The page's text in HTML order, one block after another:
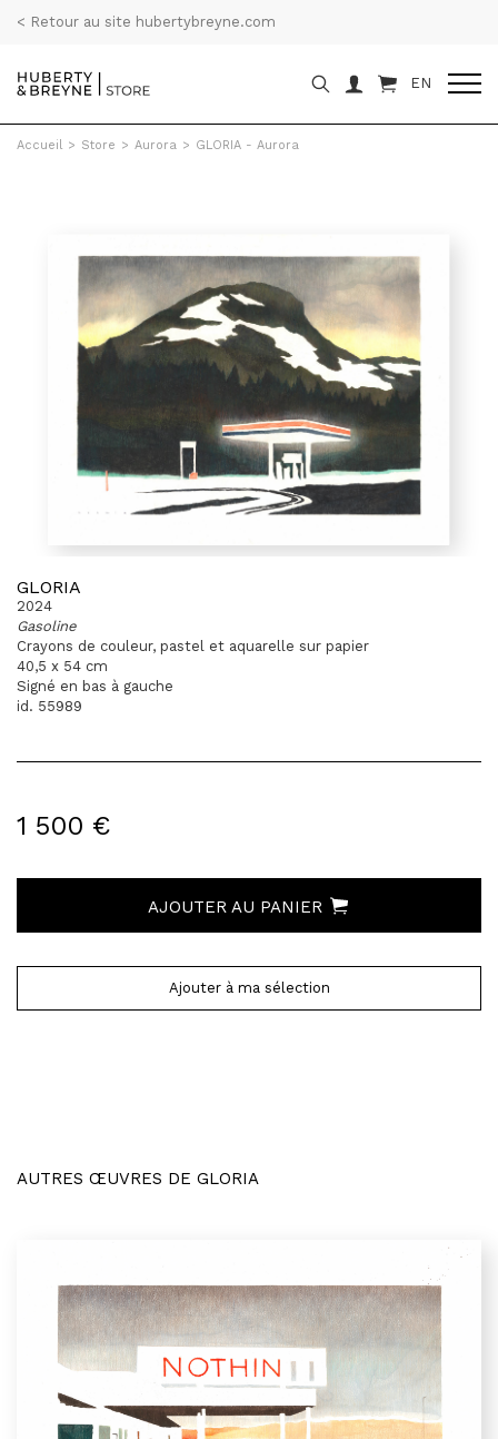
< Retour au site hubertybreyne.com
EN
Accueil > Store > Aurora > GLORIA - Aurora
GLORIA
2024
Gasoline
Crayons de couleur, pastel et aquarelle sur papier
40,5 x 54 cm
Signé en bas à gauche
id. 55989
1 500 €
AJOUTER AU PANIER
Ajouter à ma sélection
AUTRES ŒUVRES DE GLORIA